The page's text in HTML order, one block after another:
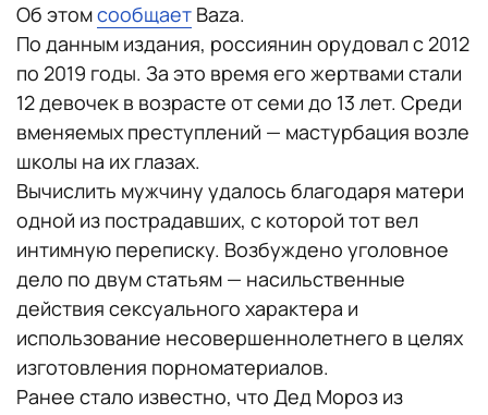
Об этомсообщает Baza.
По данным издания, россиянин орудовал с 2012
по 2019 годы. За это время его жертвами стали
12 девочек в возрасте от семи до 13 лет. Среди
вменяемых преступлений — мастурбация возле
школы на их глазах.
Вычислить мужчину удалось благодаря матери
одной из пострадавших, с которой тот вел
интимную переписку. Возбуждено уголовное
дело по двум статьям — насильственные
действия сексуального характера и
использование несовершеннолетнего в целях
изготовления порноматериалов.
Ранее стало известно, что Дед Мороз из